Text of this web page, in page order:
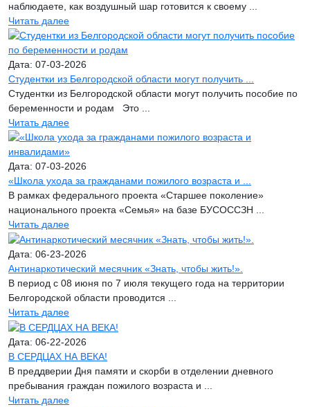
наблюдаете, как воздушный шар готовится к своему ...
Читать далее
Дата: 07-03-2026
Студентки из Белгородской области могут получить ...
Студентки из Белгородской области могут получить пособие по
беременности и родам Это ...
Читать далее
Дата: 07-03-2026
«Школа ухода за гражданами пожилого возраста и ...
В рамках федерального проекта «Старшее поколение»
национального проекта «Семья» на базе БУСОССЗН ...
Читать далее
Дата: 06-23-2026
Антинаркотический месячник «Знать, чтобы жить!».
В период с 08 июня по 7 июля текущего года на территории
Белгородской области проводится ...
Читать далее
Дата: 06-22-2026
В СЕРДЦАХ НА ВЕКА!
В преддверии Дня памяти и скорби в отделении дневного
пребывания граждан пожилого возраста и ...
Читать далее